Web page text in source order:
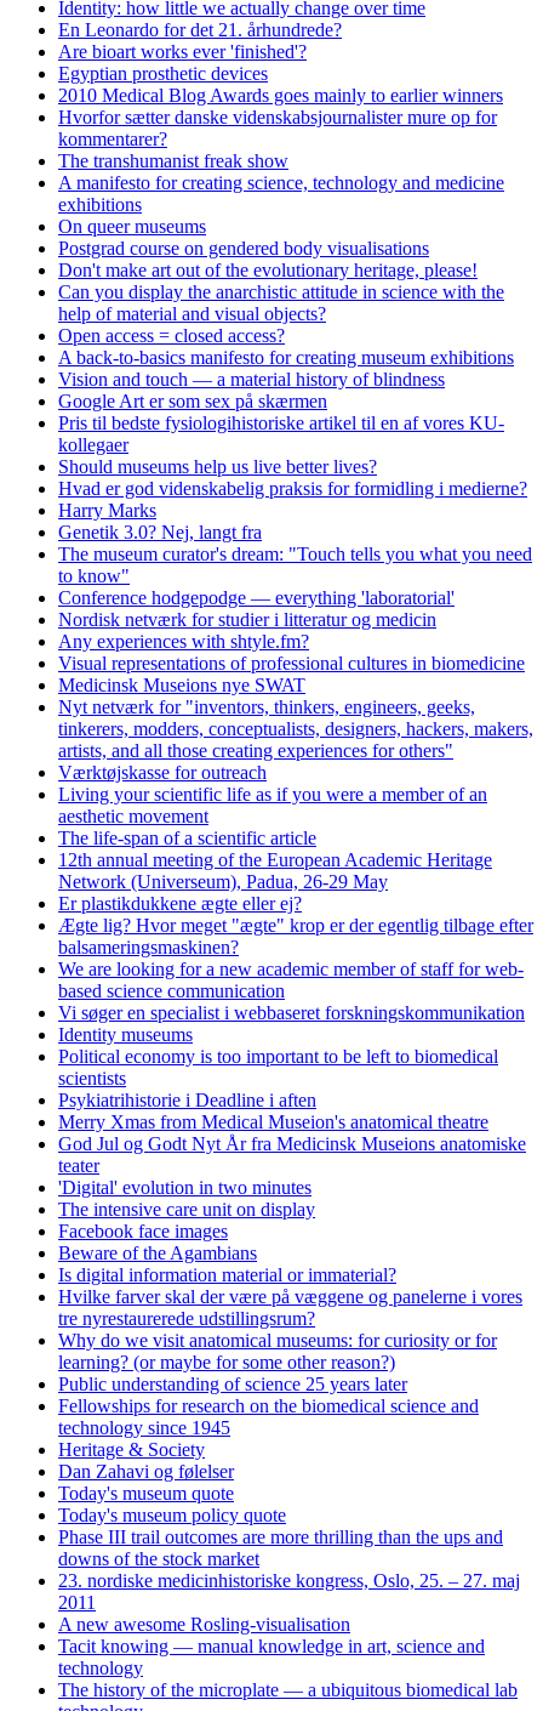
Identity: how little we actually change over time
En Leonardo for det 21. århundrede?
Are bioart works ever 'finished'?
Egyptian prosthetic devices
2010 Medical Blog Awards goes mainly to earlier winners
Hvorfor sætter danske videnskabsjournalister mure op for
kommentarer?
The transhumanist freak show
A manifesto for creating science, technology and medicine
exhibitions
On queer museums
Postgrad course on gendered body visualisations
Don't make art out of the evolutionary heritage, please!
Can you display the anarchistic attitude in science with the
help of material and visual objects?
Open access = closed access?
A back-to-basics manifesto for creating museum exhibitions
Vision and touch — a material history of blindness
Google Art er som sex på skærmen
Pris til bedste fysiologihistoriske artikel til en af vores KU-
kollegaer
Should museums help us live better lives?
Hvad er god videnskabelig praksis for formidling i medierne?
Harry Marks
Genetik 3.0? Nej, langt fra
The museum curator's dream: "Touch tells you what you need
to know"
Conference hodgepodge — everything 'laboratorial'
Nordisk netværk for studier i litteratur og medicin
Any experiences with shtyle.fm?
Visual representations of professional cultures in biomedicine
Medicinsk Museions nye SWAT
Nyt netværk for "inventors, thinkers, engineers, geeks,
tinkerers, modders, conceptualists, designers, hackers, makers,
artists, and all those creating experiences for others"
Værktøjskasse for outreach
Living your scientific life as if you were a member of an
aesthetic movement
The life-span of a scientific article
12th annual meeting of the European Academic Heritage
Network (Universeum), Padua, 26-29 May
Er plastikdukkene ægte eller ej?
Ægte lig? Hvor meget "ægte" krop er der egentlig tilbage efter
balsameringsmaskinen?
We are looking for a new academic member of staff for web-
based science communication
Vi søger en specialist i webbaseret forskningskommunikation
Identity museums
Political economy is too important to be left to biomedical
scientists
Psykiatrihistorie i Deadline i aften
Merry Xmas from Medical Museion's anatomical theatre
God Jul og Godt Nyt År fra Medicinsk Museions anatomiske
teater
'Digital' evolution in two minutes
The intensive care unit on display
Facebook face images
Beware of the Agambians
Is digital information material or immaterial?
Hvilke farver skal der være på væggene og panelerne i vores
tre nyrestaurerede udstillingsrum?
Why do we visit anatomical museums: for curiosity or for
learning? (or maybe for some other reason?)
Public understanding of science 25 years later
Fellowships for research on the biomedical science and
technology since 1945
Heritage & Society
Dan Zahavi og følelser
Today's museum quote
Today's museum policy quote
Phase III trail outcomes are more thrilling than the ups and
downs of the stock market
23. nordiske medicinhistoriske kongress, Oslo, 25. – 27. maj
2011
A new awesome Rosling-visualisation
Tacit knowing — manual knowledge in art, science and
technology
The history of the microplate — a ubiquitous biomedical lab